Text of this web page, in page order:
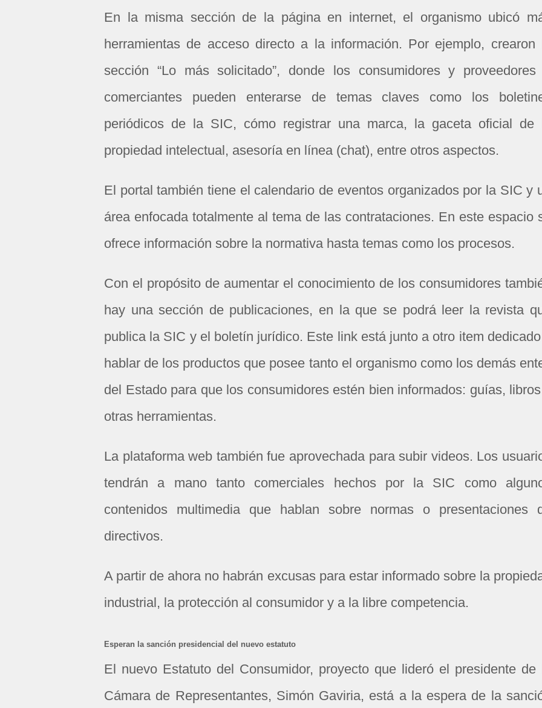
En la misma sección de la página en internet, el organismo ubicó
herramientas de acceso directo a la información. Por ejemplo, crearon
sección “Lo más solicitado”, donde los consumidores y
comerciantes pueden enterarse de temas claves como los
periódicos de la SIC, cómo registrar una marca, la gaceta oficial de
propiedad intelectual, asesoría en línea (chat), entre otros aspectos.
El portal también tiene el calendario de eventos organizados por la SIC y
área enfocada totalmente al tema de las contrataciones. En este espacio
ofrece información sobre la normativa hasta temas como los procesos.
Con el propósito de aumentar el conocimiento de los consumidores
hay una sección de publicaciones, en la que se podrá leer la revista
publica la SIC y el boletín jurídico. Este link está junto a otro item
hablar de los productos que posee tanto el organismo como los demás
del Estado para que los consumidores estén bien informados: guías,
otras herramientas.
La plataforma web también fue aprovechada para subir videos. Los
tendrán a mano tanto comerciales hechos por la SIC como
contenidos multimedia que hablan sobre normas o presentaciones
directivos.
A partir de ahora no habrán excusas para estar informado sobre la
industrial, la protección al consumidor y a la libre competencia.
Esperan la sanción presidencial del nuevo estatuto
El nuevo Estatuto del Consumidor, proyecto que lideró el presidente de
Cámara de Representantes, Simón Gaviria, está a la espera de la